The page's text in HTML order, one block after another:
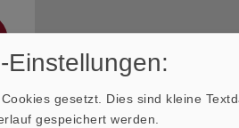
Einstellungen:
gesetzt. Dies sind kleine
gespeichert werden.